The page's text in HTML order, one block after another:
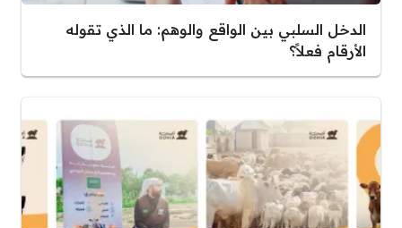
الدخل السلبي بين الواقع والوهم: ما الذي تقوله
الأرقام فعلاً؟